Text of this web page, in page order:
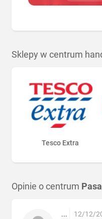
Sklepy w centrum
Tesco Extra
Opinie o centrum
... 12/12/